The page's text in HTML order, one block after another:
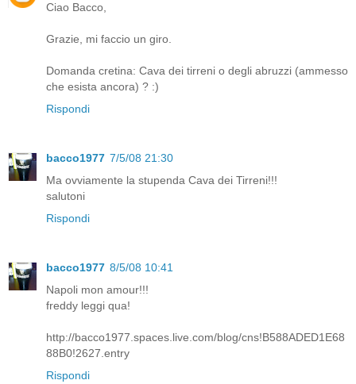
Ciao Bacco,
Grazie, mi faccio un giro.
Domanda cretina: Cava dei tirreni o degli abruzzi (ammesso
che esista ancora) ? :)
Rispondi
bacco1977 7/5/08 21:30
Ma ovviamente la stupenda Cava dei Tirreni!!!
salutoni
Rispondi
bacco1977 8/5/08 10:41
Napoli mon amour!!!
freddy leggi qua!
http://bacco1977.spaces.live.com/blog/cns!B588ADED1E68
88B0!2627.entry
Rispondi